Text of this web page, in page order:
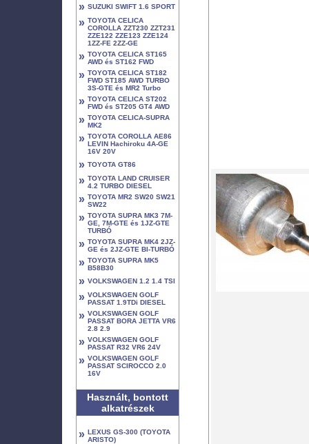
» SUZUKI SWIFT 1.6 SPORT
» TOYOTA CELICA
COROLLA ZZT230 ZZT231
ZZE122 ZZE123 ZZE124
1ZZ-FE 2ZZ-GE
» TOYOTA CELICA ST165
AWD és ST162 FWD
» TOYOTA CELICA ST182
FWD ST185 AWD TURBO
3S-GTE és MR2 Turbo
» TOYOTA CELICA ST202
FWD és ST205 GT4 AWD
» TOYOTA CELICA-SUPRA
MK2
» TOYOTA COROLLA AE86
LEVIN Hachiroku 4A-GE
16V 20V
» TOYOTA GT86
» TOYOTA LAND CRUISER
4.2 TURBO DIESEL
» TOYOTA MR2 SW20 SW21
SW22
» TOYOTA SUPRA MK3 7M-
GE, 7M-GTE és 1JZ-GTE
TURBÓ
» TOYOTA SUPRA MK4 2JZ-
GE és 2JZ-GTE BI-TURBÓ
» TOYOTA SUPRA MK5
B58B30
» VOLKSWAGEN 1.2 1.4 TSI
» VOLKSWAGEN GOLF
PASSAT 1.9TDi DIESEL
» VOLKSWAGEN GOLF
PASSAT BORA JETTA VR6
2.8 2.9
» VOLKSWAGEN GOLF
PASSAT R32 VR6 24V
» VOLKSWAGEN GOLF
PASSAT SCIROCCO 2.0
16V
Használt, bontott
alkatrészek
» LEXUS GS-300 (TOYOTA
ARISTO)